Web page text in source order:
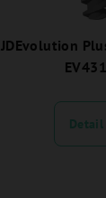
JDEvolution
Detail